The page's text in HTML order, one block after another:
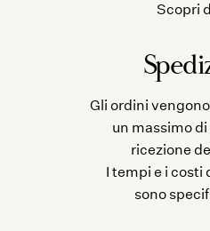
Scopri
Gli ordini
un massimo
ricezione
I tempi e i costi
sono